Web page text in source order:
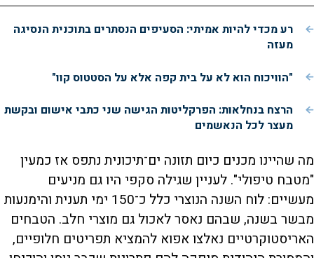
רע מכדי להיות אמיתי: הסעיפים הנסתרים בתוכנית הנסיגה
מעזה
"הוויכוח הוא לא על בית קפה אלא על הסטטוס קוו"
הרצח בנחלאות: הפרקליטות הגישה שני כתבי אישום ובקשת
מעצר לכל הנאשמים
מה שהיינו מכנים כיום תזונה ים־תיכונית נתפס אז כמעין
"מטבח טיפולי". לעניין שגילה סקפי היו גם מניעים
מעשיים: לוח השנה הנוצרי כלל כ־150 ימי תענית והימנעות
מבשר בשנה, שבהם נאסר לאכול גם מוצרי חלב. הטבחים
האריסטוקרטיים נאלצו אפוא להמציא תפריטים חלופיים,